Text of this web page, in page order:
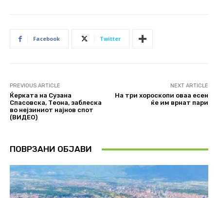
Facebook Twitter
PREVIOUS ARTICLE
Ќерката на Сузана
Спасовска, Теона, заблеска
во нејзиниот најнов спот
(ВИДЕО)
NEXT ARTICLE
На три хороскопи оваа есен
ќе им врнат пари
ПОВРЗАНИ ОБЈАВИ